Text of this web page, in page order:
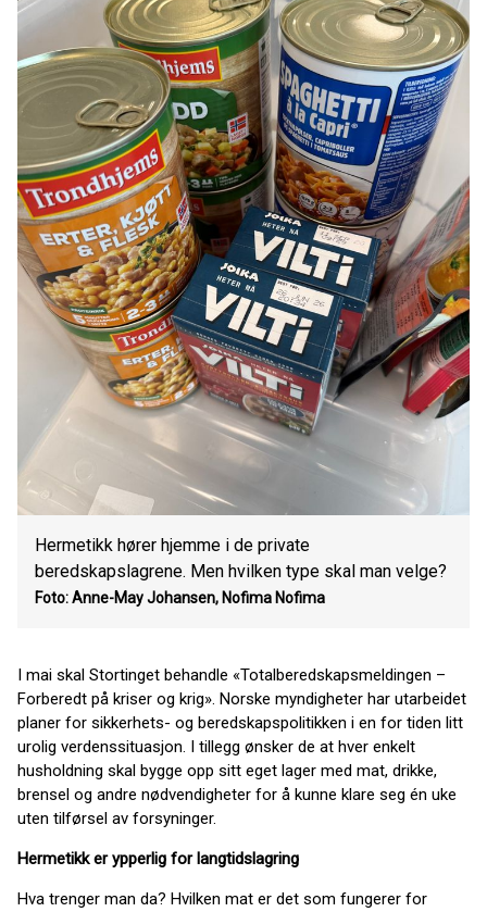
Hermetikk hører hjemme i de private
beredskapslagrene. Men hvilken type skal man velge?
Foto: Anne-May Johansen, Nofima Nofima
I mai skal Stortinget behandle «Totalberedskapsmeldingen –
Forberedt på kriser og krig». Norske myndigheter har utarbeidet
planer for sikkerhets- og beredskapspolitikken i en for tiden litt
urolig verdenssituasjon. I tillegg ønsker de at hver enkelt
husholdning skal bygge opp sitt eget lager med mat, drikke,
brensel og andre nødvendigheter for å kunne klare seg én uke
uten tilførsel av forsyninger.
Hermetikk er ypperlig for langtidslagring
Hva trenger man da? Hvilken mat er det som fungerer for